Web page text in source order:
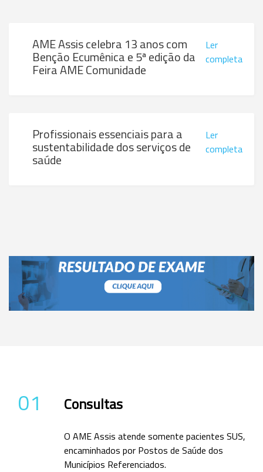
AME Assis celebra 13 anos com
Benção Ecumênica e 5ª edição da
Feira AME Comunidade
Ler
completa
Profissionais essenciais para a
sustentabilidade dos serviços de
saúde
Ler
completa
01 Consultas
O AME Assis atende somente pacientes SUS,
encaminhados por Postos de Saúde dos
Municípios Referenciados.